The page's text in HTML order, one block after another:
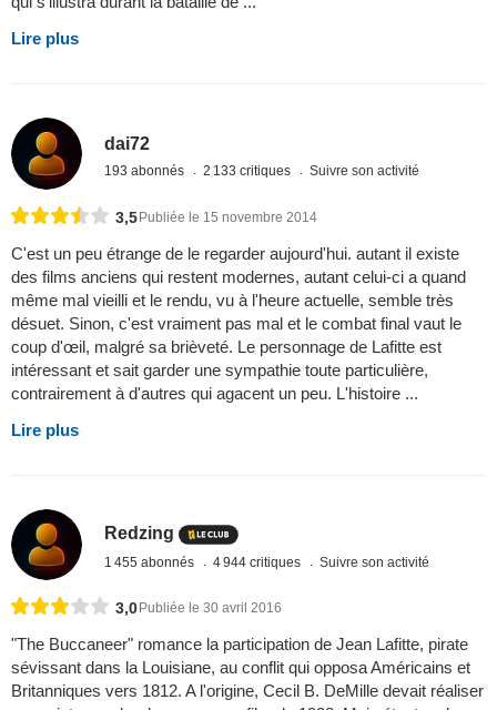
Lire plus
dai72
193 abonnés 2 133 critiques Suivre son activité
3,5Publiée le 15 novembre 2014
C'est un peu étrange de le regarder aujourd'hui. autant il existe
des films anciens qui restent modernes, autant celui-ci a quand
même mal vieilli et le rendu, vu à l'heure actuelle, semble très
désuet. Sinon, c'est vraiment pas mal et le combat final vaut le
coup d'œil, malgré sa brièveté. Le personnage de Lafitte est
intéressant et sait garder une sympathie toute particulière,
contrairement à d'autres qui agacent un peu. L'histoire ...
Lire plus
Redzing
1 455 abonnés 4 944 critiques Suivre son activité
3,0Publiée le 30 avril 2016
"The Buccaneer" romance la participation de Jean Lafitte, pirate
sévissant dans la Louisiane, au conflit qui opposa Américains et
Britanniques vers 1812. A l'origine, Cecil B. DeMille devait réaliser